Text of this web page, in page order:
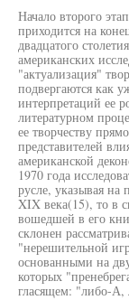
Начало второго
приходится на
двадцатого
американских
"актуализация"
подвергаются как
интерпретаций ее
литературном
ее творчеству
представителей
американской
1970 года
русле, указывая на
XIX века(15), то в
вошедшей в его
склонен
"нерешительной
основанными на
которых
гласящем: "либо-